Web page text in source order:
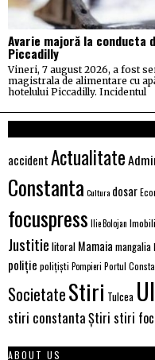
Avarie majoră la conducta
Piccadilly
Vineri, 7 august 2026, a fost
magistrala de alimentare cu
hotelului Piccadilly. Incidentul
accidentActualitate
Constanta Cultura dosar
focuspress Ilie Bolojan
Justitie litoral Mamaia mangalia
poliție polițiști Pompieri Portul
SocietateStiri Tulcea
stiri constantaȘtiri stiri
ABOUT US